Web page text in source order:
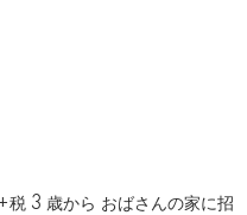
3 歳から おばさんの家に招